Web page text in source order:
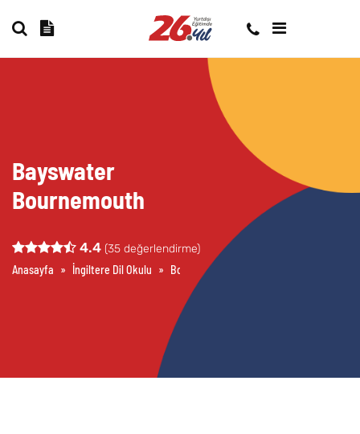
Bayswater
Bournemouth
4.4 (35 değerlendirme)
Anasayfa » İngiltere Dil Okulu » Bournemouth Dil Okulları